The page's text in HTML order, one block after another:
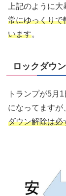
上記のように
常にゆっくりで
います。
ロックダウ
トランプが5月
になってますが
ダウン解除は必